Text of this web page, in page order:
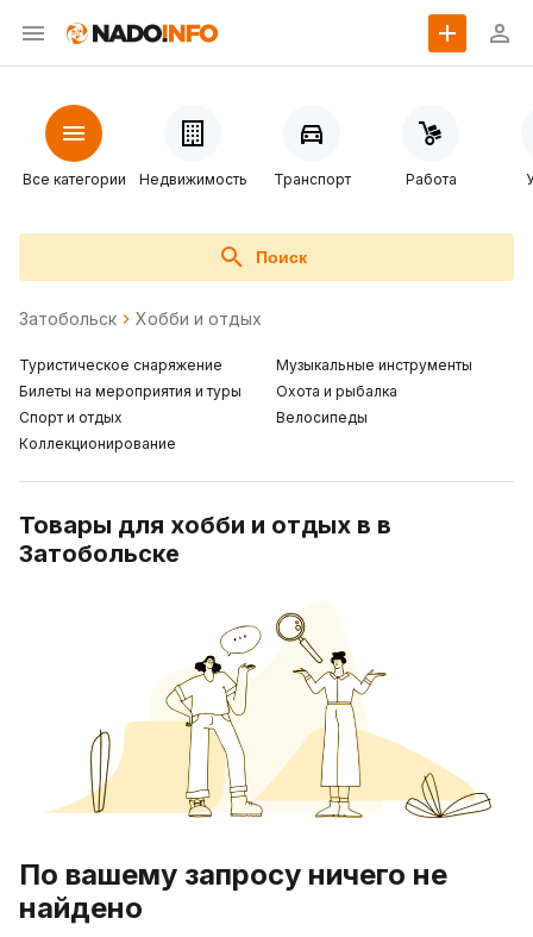
Все категории Недвижимость Транспорт Работа
Поиск
Затобольск Хобби и отдых
Туристическое снаряжение
Билеты на мероприятия и туры
Спорт и отдых
Коллекционирование
Музыкальные инструменты
Охота и рыбалка
Велосипеды
Товары для хобби и отдых в в
Затобольске
По вашему запросу ничего не
найдено